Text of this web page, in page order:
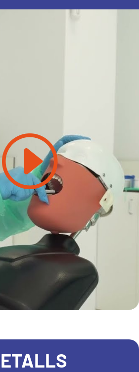
acceptar màrqueting galetes
aquest contingut